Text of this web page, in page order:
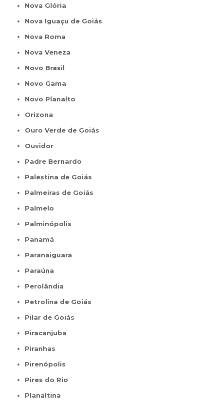
Nova Glória
Nova Iguaçu de Goiás
Nova Roma
Nova Veneza
Novo Brasil
Novo Gama
Novo Planalto
Orizona
Ouro Verde de Goiás
Ouvidor
Padre Bernardo
Palestina de Goiás
Palmeiras de Goiás
Palmelo
Palminópolis
Panamá
Paranaiguara
Paraúna
Perolândia
Petrolina de Goiás
Pilar de Goiás
Piracanjuba
Piranhas
Pirenópolis
Pires do Rio
Planaltina